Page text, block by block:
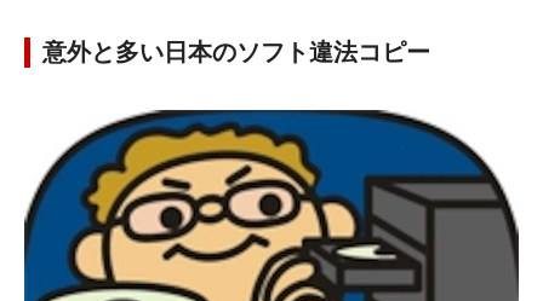
意外と多い日本のソフト違法コピー